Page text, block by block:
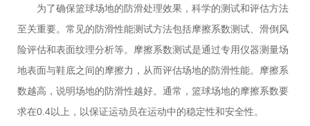
为了确保篮球场地的防滑处理效果，科学的测试和评估方法
至关重要。常见的防滑性能测试方法包括摩擦系数测试、滑倒风
险评估和表面纹理分析等。摩擦系数测试是通过专用仪器测量场
地表面与鞋底之间的摩擦力，从而评估场地的防滑性能。摩擦系
数越高，说明场地的防滑性越好。通常，篮球场地的摩擦系数要
求在0.4以上，以保证运动员在运动中的稳定性和安全性。